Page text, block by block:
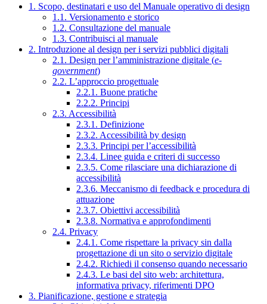
1. Scopo, destinatari e uso del Manuale operativo di design
1.1. Versionamento e storico
1.2. Consultazione del manuale
1.3. Contribuisci al manuale
2. Introduzione al design per i servizi pubblici digitali
2.1. Design per l’amministrazione digitale (e-
government)
2.2. L’approccio progettuale
2.2.1. Buone pratiche
2.2.2. Principi
2.3. Accessibilità
2.3.1. Definizione
2.3.2. Accessibilità by design
2.3.3. Principi per l’accessibilità
2.3.4. Linee guida e criteri di successo
2.3.5. Come rilasciare una dichiarazione di
accessibilità
2.3.6. Meccanismo di feedback e procedura di
attuazione
2.3.7. Obiettivi accessibilità
2.3.8. Normativa e approfondimenti
2.4. Privacy
2.4.1. Come rispettare la privacy sin dalla
progettazione di un sito o servizio digitale
2.4.2. Richiedi il consenso quando necessario
2.4.3. Le basi del sito web: architettura,
informativa privacy, riferimenti DPO
3. Pianificazione, gestione e strategia